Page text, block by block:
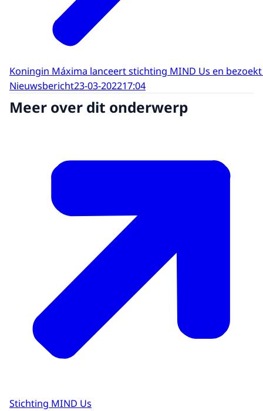
Koningin Máxima lanceert stichting MIND Us en
Nieuwsbericht23-03-202217:04
Meer over dit onderwerp
Stichting MIND Us